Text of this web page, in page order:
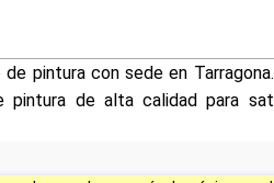
pintura con sede en
pintura de alta calidad para